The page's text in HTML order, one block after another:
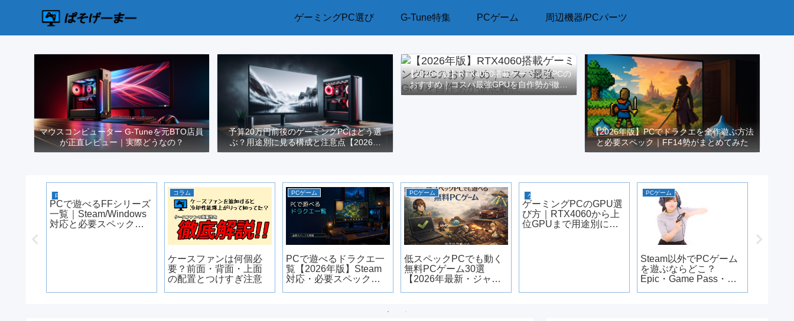
ゲーミングPC選び G-Tune特集 PCゲーム 周辺機器/PCパーツ
マウスコンピューター G-Tuneを元BTO店員
が正直レビュー｜実際どうなの？
予算20万円前後のゲーミングPCはどう選
ぶ？用途別に見る構成と注意点【2026年
版】
【2026年版】RTX4060搭載ゲーミングPCの
おすすめ｜コスパ最強GPUを自作勢が徹底
解説
【2026年版】PCでドラクエを全作遊ぶ方法
と必要スペック｜FF14勢がまとめてみた
PCゲーム
PCで遊べるFFシリーズ
一覧｜Steam/Windows
対応と必要スペック
コラム
ケースファンは何個必
要？前面・背面・上面
の配置とつけすぎ注意
PCゲーム
PCで遊べるドラクエ一
覧【2026年版】Steam
対応・必要スペック・
PCゲーム
低スペックPCでも動く
無料PCゲーム30選
【2026年最新・ジャン
ゲーミングPC選び
ゲーミングPCのGPU選
び方｜RTX4060から上
位GPUまで用途別に整
PCゲーム
Steam以外でPCゲーム
を遊ぶならどこ？
Epic・Game Pass・